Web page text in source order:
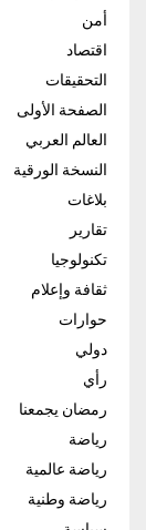
أمن
اقتصاد
التحقيقات
الصفحة الأولى
العالم العربي
النسخة الورقية
بلاغات
تقارير
تكنولوجيا
ثقافة وإعلام
حوارات
دولي
رأي
رمضان يجمعنا
رياضة
رياضة عالمية
رياضة وطنية